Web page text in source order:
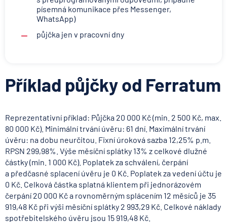
písemná komunikace přes Messenger,
WhatsApp)
půjčka jen v pracovní dny
Příklad půjčky od Ferratum
Reprezentativní příklad: Půjčka 20 000 Kč (min. 2 500 Kč, max.
80 000 Kč). Minimální trvání úvěru: 61 dní. Maximální trvání
úvěru: na dobu neurčitou. Fixní úroková sazba 12,25% p.m.
RPSN 299,98%. Výše měsíční splátky 13% z celkové dlužné
částky (min. 1 000 Kč). Poplatek za schválení, čerpání
a předčasné splacení úvěru je 0 Kč. Poplatek za vedení účtu je
0 Kč. Celková částka splatná klientem při jednorázovém
čerpání 20 000 Kč a rovnoměrným splácením 12 měsíců je 35
919,48 Kč při výši měsíční splátky 2 993,29 Kč. Celkové náklady
spotřebitelského úvěru jsou 15 919,48 Kč.